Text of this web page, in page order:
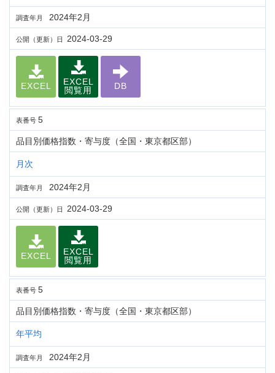
調査年月 2024年2月
公開（更新）日 2024-03-29
EXCEL
EXCEL
閲覧用
DB
表番号 5
品目別価格指数・寄与度（全国・東京都区部）
月次
調査年月 2024年2月
公開（更新）日 2024-03-29
EXCEL
EXCEL
閲覧用
表番号 5
品目別価格指数・寄与度（全国・東京都区部）
年平均
調査年月 2024年2月